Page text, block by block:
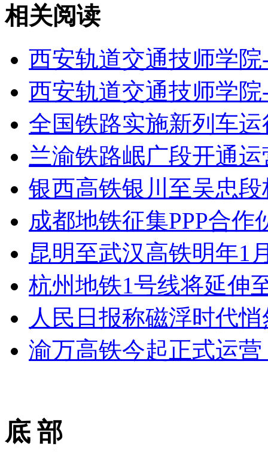
相关阅读
西安轨道交通技师学
西安轨道交通技师学
全国铁路实施新列车
兰渝铁路岷广段开通
银西高铁银川至吴忠
成都地铁征集PPP合作
昆明至武汉高铁明年1
杭州地铁1号线将延伸
人民日报称磁浮时代
渝万高铁今起正式运
底 部